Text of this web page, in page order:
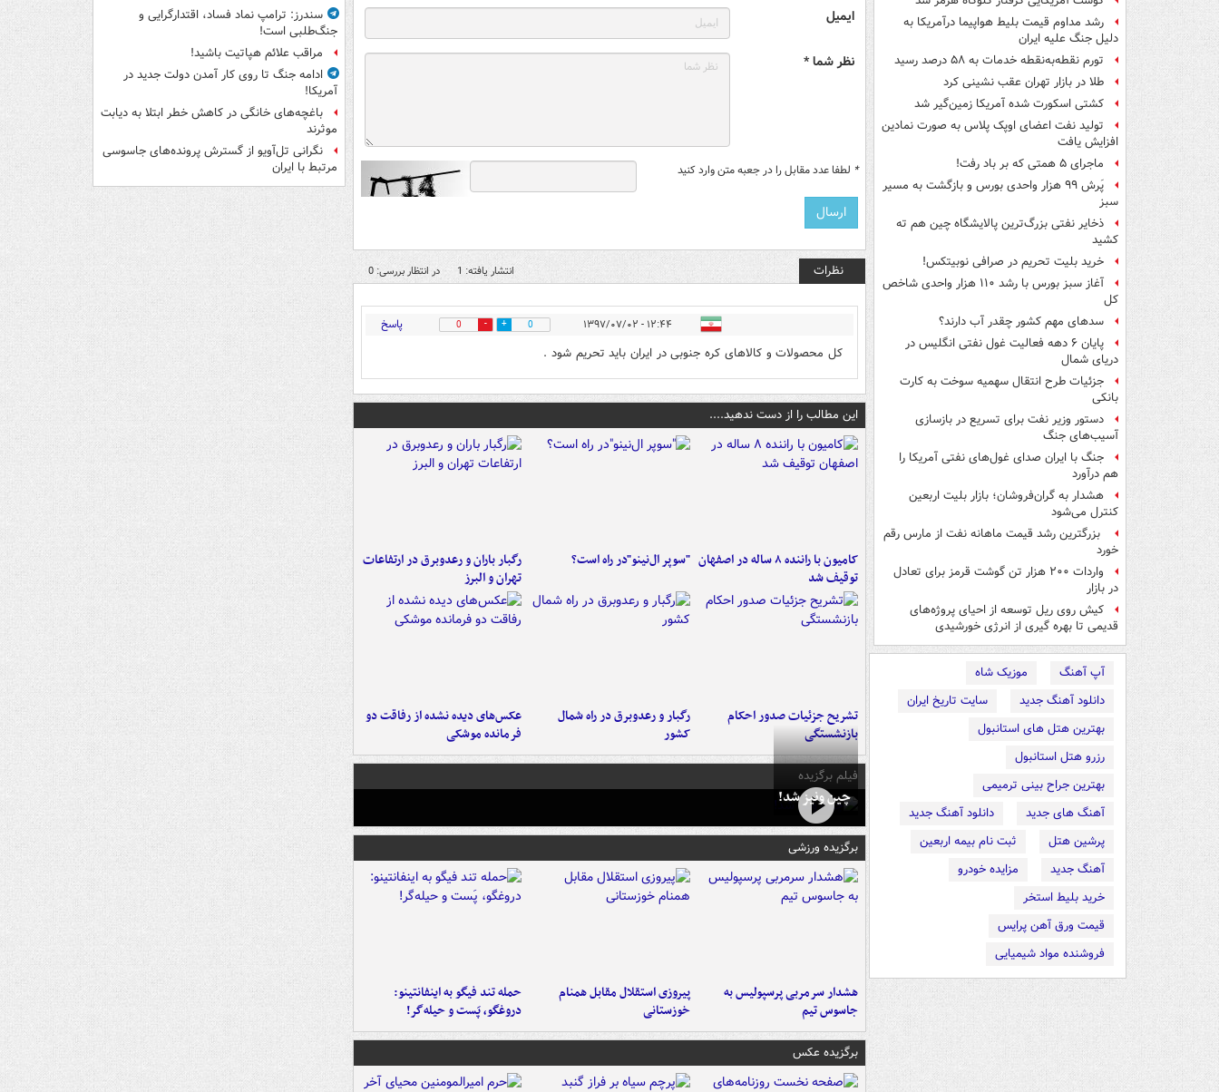
رشد مداوم قیمت بلیط هواپیما درآمریکا به
دلیل جنگ علیه ایران
تورم نقطه‌به‌نقطه خدمات به ۵۸ درصد رسید
طلا در بازار تهران عقب نشینی کرد
کشتی اسکورت شده آمریکا زمین‌گیر شد
تولید نفت اعضای اوپک پلاس به صورت نمادین
افزایش یافت
ماجرای ۵ همتی که بر باد رفت!
پَرش ۹۹ هزار واحدی بورس و بازگشت به مسیر
سبز
ذخایر نفتی بزرگ‌ترین پالایشگاه چین هم ته
کشید
خرید بلیت تحریم در صرافی نوبیتکس!
آغاز سبز بورس با رشد ۱۱۰ هزار واحدی شاخص
کل
سدهای مهم کشور چقدر آب دارند؟
پایان ۶ دهه فعالیت غول نفتی انگلیس در
دریای شمال
جزئیات طرح انتقال سهمیه سوخت به کارت
بانکی
دستور وزیر نفت برای تسریع در بازسازی
آسیب‌های جنگ
جنگ با ایران صدای غول‌های نفتی آمریکا را
هم درآورد
هشدار به گران‌فروشان؛ بازار بلیت اربعین
کنترل می‌شود
بزرگترین رشد قیمت ماهانه نفت از مارس رقم
خورد
واردات ۲۰۰ هزار تن گوشت قرمز برای تعادل
در بازار
کیش روی ریل توسعه از احیای پروژه‌های
قدیمی تا بهره گیری از انرژی خورشیدی
آپ آهنگ
موزیک شاه
دانلود آهنگ جدید
سایت تاریخ ایران
بهترین هتل های استانبول
رزرو هتل استانبول
بهترین جراح بینی ترمیمی
آهنگ های جدید
دانلود آهنگ جدید
پرشین هتل
ثبت نام بیمه اربعین
آهنگ جدید
مزایده خودرو
خرید بلیط استخر
قیمت ورق آهن پرایس
فروشنده مواد شیمیایی
ایمیل
نظر شما *
* لطفا عدد مقابل را در جعبه متن وارد کنید
نظرات انتشار یافته: 1 در انتظار بررسی: 0
۱۲:۴۴ - ۱۳۹۷/۰۷/۰۲ 0
0 پاسخ
کل محصولات و کالاهای کره جنوبی در ایران باید تحریم شود .
این مطالب را از دست ندهید....
کامیون با راننده ۸ ساله در اصفهان
توقیف شد
"سوپر ال‌نینو"در راه است؟
رگبار باران و رعدوبرق در ارتفاعات
تهران و البرز
تشریح جزئیات صدور احکام
بازنشستگی
رگبار و رعدوبرق در راه شمال
کشور
عکس‌های دیده نشده از رفاقت دو
فرمانده‌ موشکی
فیلم برگزیده
چین ونیز شد!
برگزیده ورزشی
هشدار سرمربی پرسپولیس به
جاسوس تیم
پیروزی استقلال مقابل همنام
خوزستانی
حمله تند فیگو به اینفانتینو:
دروغگو، پَست‌ و حیله‌گر!
برگزیده عکس
سندرز: ترامپ نماد فساد، اقتدارگرایی و
جنگ‌طلبی است!
مراقب علائم هپاتیت باشید!
ادامه جنگ تا روی کار آمدن دولت جدید در
آمریکا!
باغچه‌های خانگی در کاهش خطر ابتلا به دیابت
موثرند
نگرانی تل‌آویو از گسترش پرونده‌های جاسوسی
مرتبط با ایران